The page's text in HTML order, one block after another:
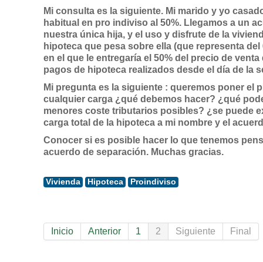
Mi consulta es la siguiente. Mi marido y yo
habitual en pro indiviso al 50%. Llegamos a un
nuestra única hija, y el uso y disfrute de la
hipoteca que pesa sobre ella (que representa
en el que le entregaría el 50% del precio de
pagos de hipoteca realizados desde el día de la
Mi pregunta es la siguiente : queremos poner el
cualquier carga ¿qué debemos hacer? ¿qué
menores coste tributarios posibles? ¿se puede
carga total de la hipoteca a mi nombre y el
Conocer si es posible hacer lo que tenemos
acuerdo de separación. Muchas gracias.
Vivienda Hipoteca Proindiviso
Inicio Anterior 1 2 Siguiente Final